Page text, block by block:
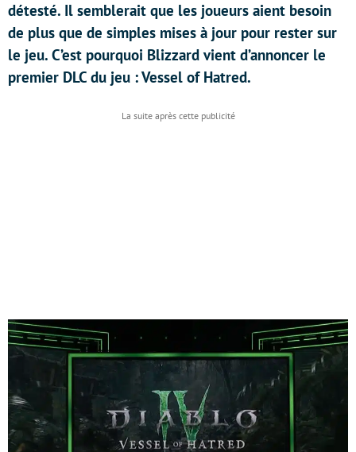
détesté. Il semblerait que les joueurs aient besoin
de plus que de simples mises à jour pour rester sur
le jeu. C’est pourquoi Blizzard vient d’annoncer le
premier DLC du jeu : Vessel of Hatred.